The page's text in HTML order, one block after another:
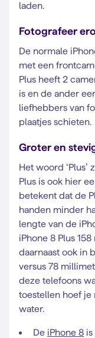
laden.
Fotografeer
De normale
met een
Plus heeft 2
is en de ander
liefhebbers van
plaatjes schieten.
Groter en
Het woord
Plus is ook hier
betekent dat de
handen minder
lengte van de
iPhone 8 Plus
daarnaast ook in
versus 78
deze telefoons
toestellen hoef je
water.
De iPhone 8 is